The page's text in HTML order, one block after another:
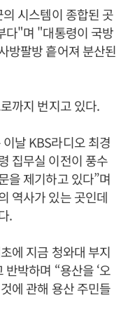
시스템이 종합된 곳
다"며 "대통령이 국방
방팔방 흩어져 분산된
까지 번지고 있다.
날 KBS라디오 최경
집무실 이전이 풍수
을 제기하고 있다”며
역사가 있는 곳인데
.
에 지금 청와대 부지
박하며 “용산을 ‘오
에 관해 용산 주민들